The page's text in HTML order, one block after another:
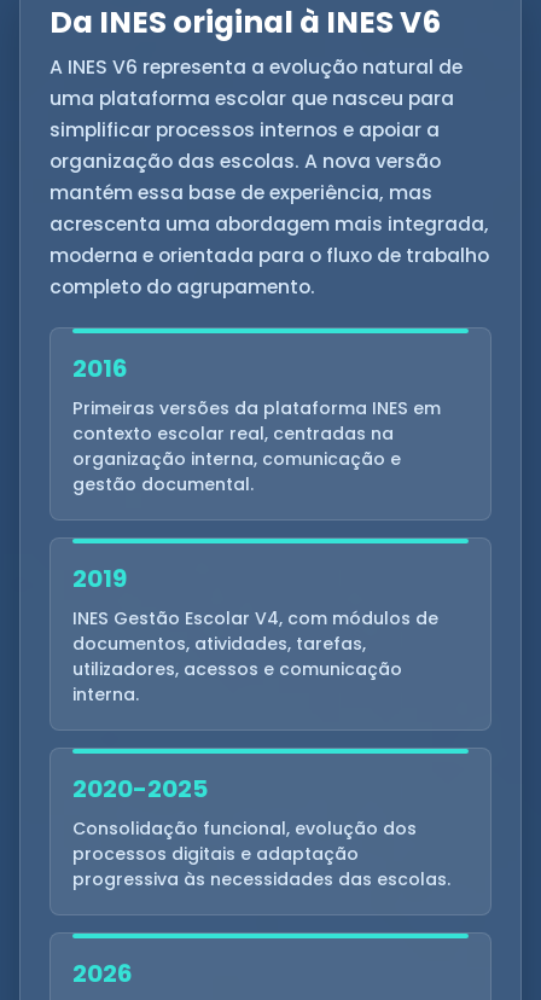
Da INES original à INES V6
A INES V6 representa a evolução natural de
uma plataforma escolar que nasceu para
simplificar processos internos e apoiar a
organização das escolas. A nova versão
mantém essa base de experiência, mas
acrescenta uma abordagem mais integrada,
moderna e orientada para o fluxo de trabalho
completo do agrupamento.
2016
Primeiras versões da plataforma INES em
contexto escolar real, centradas na
organização interna, comunicação e
gestão documental.
2019
INES Gestão Escolar V4, com módulos de
documentos, atividades, tarefas,
utilizadores, acessos e comunicação
interna.
2020-2025
Consolidação funcional, evolução dos
processos digitais e adaptação
progressiva às necessidades das escolas.
2026